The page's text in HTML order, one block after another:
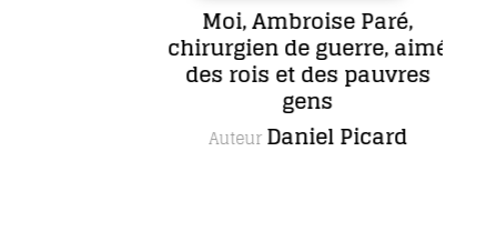
Moi, Ambroise Paré,
chirurgien de guerre, aimé
des rois et des pauvres
Daniel Picard